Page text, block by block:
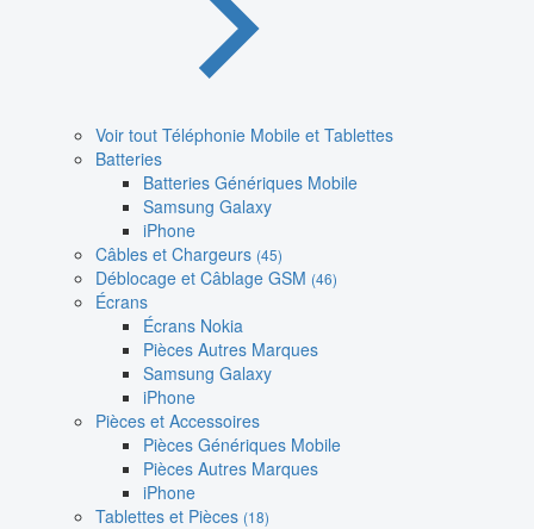
Voir tout Téléphonie Mobile et Tablettes
Batteries
Batteries Génériques Mobile
Samsung Galaxy
iPhone
Câbles et Chargeurs (45)
Déblocage et Câblage GSM (46)
Écrans
Écrans Nokia
Pièces Autres Marques
Samsung Galaxy
iPhone
Pièces et Accessoires
Pièces Génériques Mobile
Pièces Autres Marques
iPhone
Tablettes et Pièces (18)